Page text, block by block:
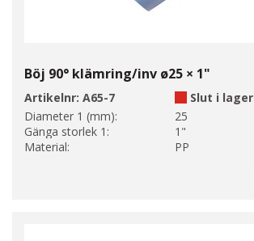
Böj 90° klämring/inv ø25 × 1"
Artikelnr: A65-7
Slut i lager
Diameter 1 (mm):
25
Gänga storlek 1:
1"
Material:
PP